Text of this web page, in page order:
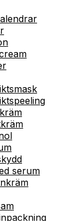
serum